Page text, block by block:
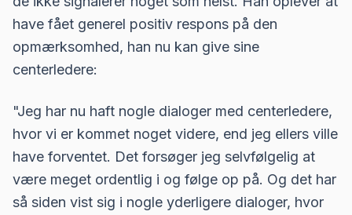
have fået generel positiv respons på den
opmærksomhed, han nu kan give sine
centerledere:
"Jeg har nu haft nogle dialoger med centerledere,
hvor vi er kommet noget videre, end jeg ellers ville
have forventet. Det forsøger jeg selvfølgelig at
være meget ordentlig i og følge op på. Og det har
så siden vist sig i nogle yderligere dialoger, hvor